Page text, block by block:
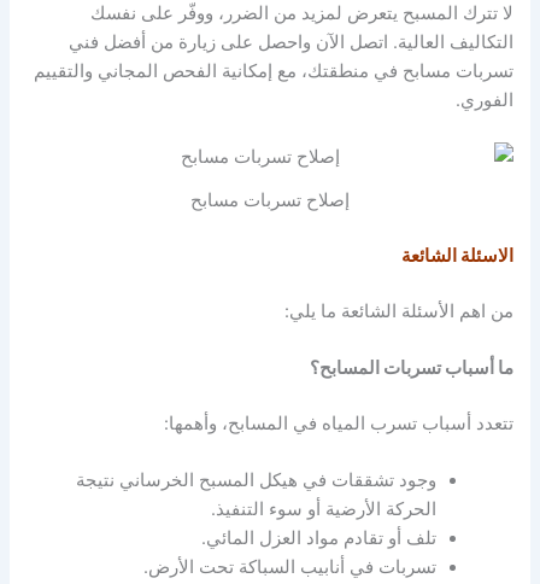
لا تترك المسبح يتعرض لمزيد من الضرر، ووفّر على نفسك
التكاليف العالية. اتصل الآن واحصل على زيارة من أفضل فني
تسربات مسابح في منطقتك، مع إمكانية الفحص المجاني والتقييم
الفوري.
إصلاح تسربات مسابح
الاسئلة الشائعة
من اهم الأسئلة الشائعة ما يلي:
ما أسباب تسربات المسابح؟
تتعدد أسباب تسرب المياه في المسابح، وأهمها:
وجود تشققات في هيكل المسبح الخرساني نتيجة
الحركة الأرضية أو سوء التنفيذ.
تلف أو تقادم مواد العزل المائي.
تسربات في أنابيب السباكة تحت الأرض.